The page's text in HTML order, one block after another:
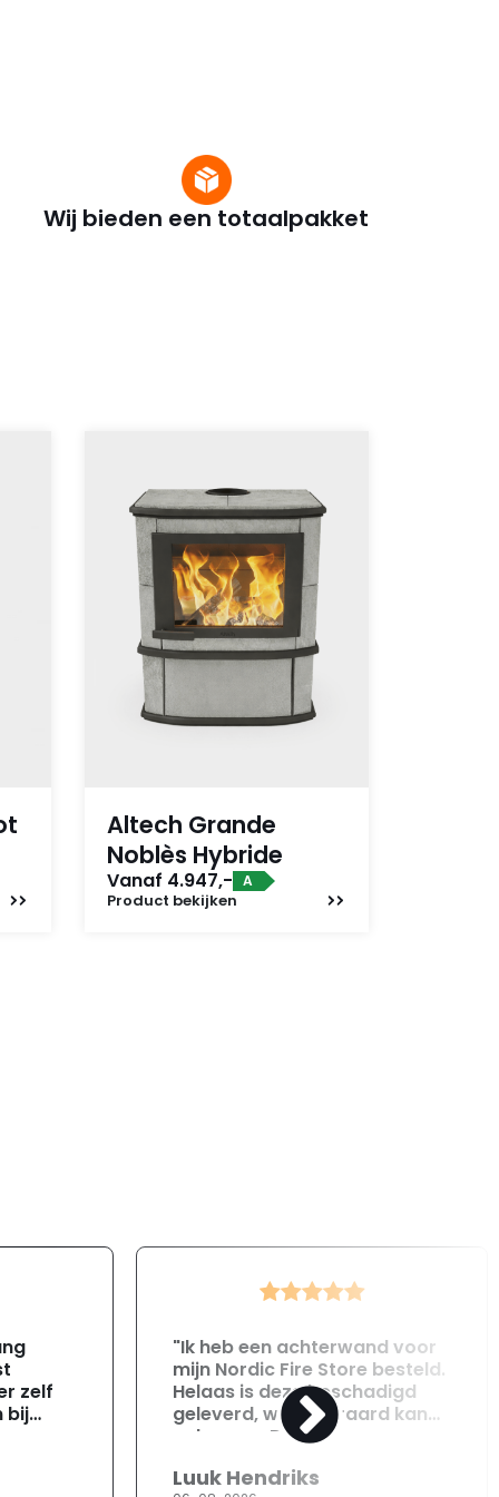
Wij bieden een totaalpakket
Altech Grande
Noblès Hybride
Vanaf 4.947,- A
Product bekijken
zelf
bij
"Ik heb een achterwand voor
mijn Nordic Fire Store besteld.
Helaas is deze beschadigd
geleverd, wat uiteraard kan
gebeuren. Direct na
opgenomen met de
Luuk Hendriks